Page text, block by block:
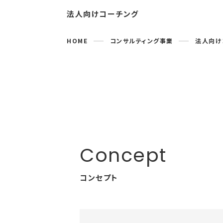
050-3188-1232
法人向けコーチング
HOME コンサルティング事業 法人向
コンセプト